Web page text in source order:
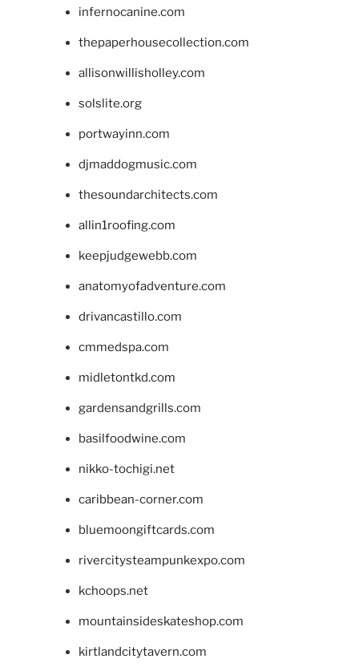
infernocanine.com
thepaperhousecollection.com
allisonwillisholley.com
solslite.org
portwayinn.com
djmaddogmusic.com
thesoundarchitects.com
allin1roofing.com
keepjudgewebb.com
anatomyofadventure.com
drivancastillo.com
cmmedspa.com
midletontkd.com
gardensandgrills.com
basilfoodwine.com
nikko-tochigi.net
caribbean-corner.com
bluemoongiftcards.com
rivercitysteampunkexpo.com
kchoops.net
mountainsideskateshop.com
kirtlandcitytavern.com